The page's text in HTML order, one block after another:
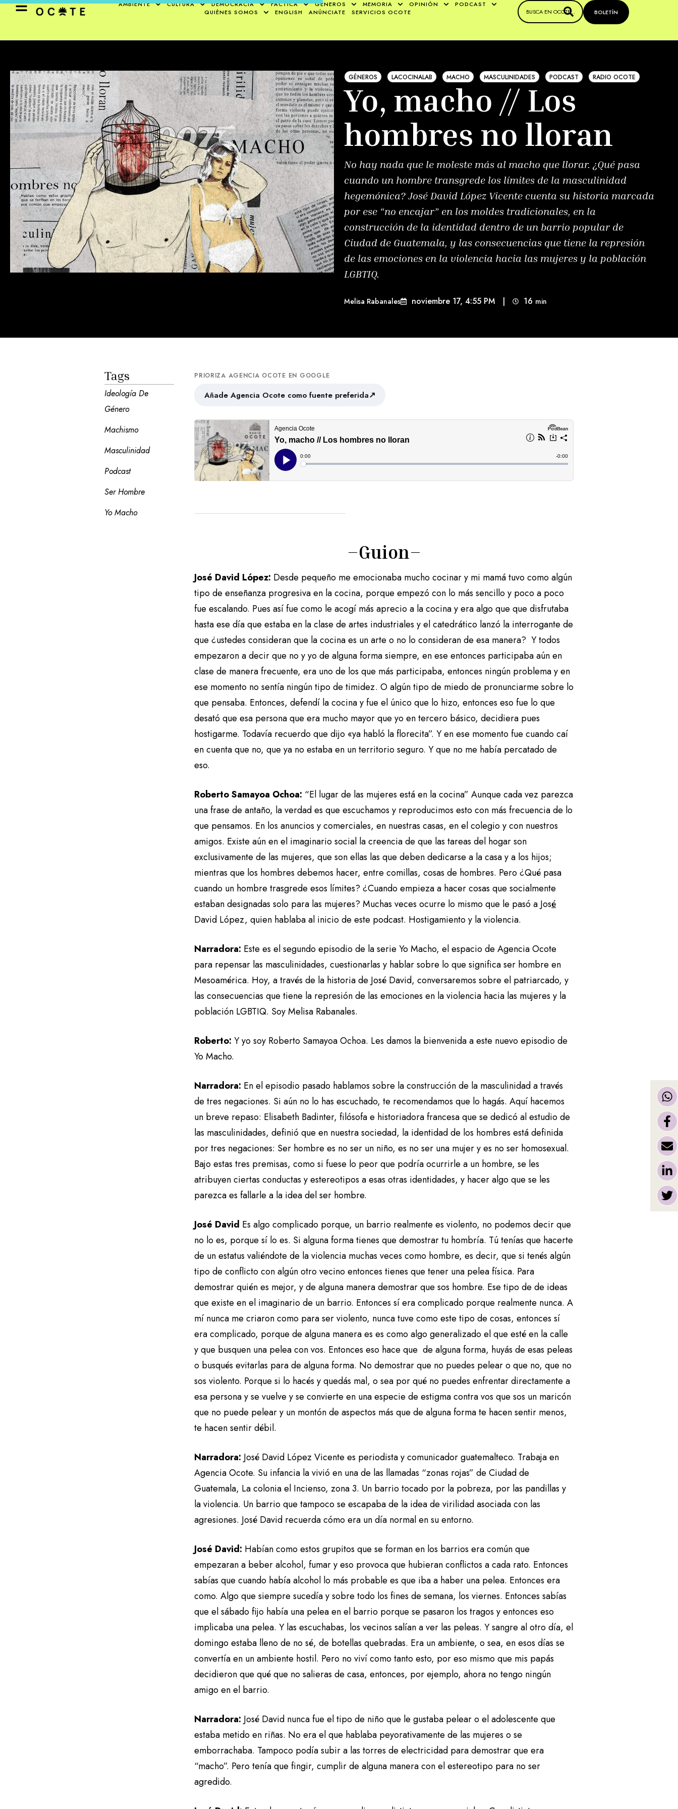
AMBIENTE CULTURA DEMOCRACIA FÁCTICA GÉNEROS MEMORIA OPINIÓN
PODCAST
QUIÉNES SOMOS
ENGLISH ANÚNCIATE SERVICIOS OCOTE BOLETÍN
GÉNEROS LACOCINALAB MACHO MASCULINIDADES PODCAST RADIO OCOTE
Yo, macho // Los
hombres no lloran
No hay nada que le moleste más al macho que llorar. ¿Qué pasa
cuando un hombre transgrede los límites de la masculinidad
hegemónica? José David López Vicente cuenta su historia marcada
por ese “no encajar” en los moldes tradicionales, en la
construcción de la identidad dentro de un barrio popular de
Ciudad de Guatemala, y las consecuencias que tiene la represión
de las emociones en la violencia hacia las mujeres y la población
LGBTIQ.
Melisa Rabanales noviembre 17, 4:55 PM | 16 min
Tags
Ideología De
Género
Machismo
Masculinidad
Podcast
Ser Hombre
Yo Macho
PRIORIZA AGENCIA OCOTE EN GOOGLE
Añade Agencia Ocote como fuente preferida↗
–Guion–
José David López: Desde pequeño me emocionaba mucho cocinar y mi mamá tuvo como algún
tipo de enseñanza progresiva en la cocina, porque empezó con lo más sencillo y poco a poco
fue escalando. Pues así fue como le acogí más aprecio a la cocina y era algo que que disfrutaba
hasta ese día que estaba en la clase de artes industriales y el catedrático lanzó la interrogante de
que ¿ustedes consideran que la cocina es un arte o no lo consideran de esa manera? Y todos
empezaron a decir que no y yo de alguna forma siempre, en ese entonces participaba aún en
clase de manera frecuente, era uno de los que más participaba, entonces ningún problema y en
ese momento no sentía ningún tipo de timidez. O algún tipo de miedo de pronunciarme sobre lo
que pensaba. Entonces, defendí la cocina y fue el único que lo hizo, entonces eso fue lo que
desató que esa persona que era mucho mayor que yo en tercero básico, decidiera pues
hostigarme. Todavía recuerdo que dijo «ya habló la florecita”. Y en ese momento fue cuando caí
en cuenta que no, que ya no estaba en un territorio seguro. Y que no me había percatado de
eso.
Roberto Samayoa Ochoa: “El lugar de las mujeres está en la cocina” Aunque cada vez parezca
una frase de antaño, la verdad es que escuchamos y reproducimos esto con más frecuencia de lo
que pensamos. En los anuncios y comerciales, en nuestras casas, en el colegio y con nuestros
amigos. Existe aún en el imaginario social la creencia de que las tareas del hogar son
exclusivamente de las mujeres, que son ellas las que deben dedicarse a la casa y a los hijos;
mientras que los hombres debemos hacer, entre comillas, cosas de hombres. Pero ¿Qué pasa
cuando un hombre trasgrede esos límites? ¿Cuando empieza a hacer cosas que socialmente
estaban designadas solo para las mujeres? Muchas veces ocurre lo mismo que le pasó a José
David López, quien hablaba al inicio de este podcast. Hostigamiento y la violencia.
Narradora: Este es el segundo episodio de la serie Yo Macho, el espacio de Agencia Ocote
para repensar las masculinidades, cuestionarlas y hablar sobre lo que significa ser hombre en
Mesoamérica. Hoy, a través de la historia de José David, conversaremos sobre el patriarcado, y
las consecuencias que tiene la represión de las emociones en la violencia hacia las mujeres y la
población LGBTIQ. Soy Melisa Rabanales.
Roberto: Y yo soy Roberto Samayoa Ochoa. Les damos la bienvenida a este nuevo episodio de
Yo Macho.
Narradora: En el episodio pasado hablamos sobre la construcción de la masculinidad a través
de tres negaciones. Si aún no lo has escuchado, te recomendamos que lo hagás. Aquí hacemos
un breve repaso: Elisabeth Badinter, filósofa e historiadora francesa que se dedicó al estudio de
las masculinidades, definió que en nuestra sociedad, la identidad de los hombres está definida
por tres negaciones: Ser hombre es no ser un niño, es no ser una mujer y es no ser homosexual.
Bajo estas tres premisas, como si fuese lo peor que podría ocurrirle a un hombre, se les
atribuyen ciertas conductas y estereotipos a esas otras identidades, y hacer algo que se les
parezca es fallarle a la idea del ser hombre.
José David Es algo complicado porque, un barrio realmente es violento, no podemos decir que
no lo es, porque sí lo es. Si alguna forma tienes que demostrar tu hombría. Tú tenías que hacerte
de un estatus valiéndote de la violencia muchas veces como hombre, es decir, que si tenés algún
tipo de conflicto con algún otro vecino entonces tienes que tener una pelea física. Para
demostrar quién es mejor, y de alguna manera demostrar que sos hombre. Ese tipo de de ideas
que existe en el imaginario de un barrio. Entonces sí era complicado porque realmente nunca. A
mí nunca me criaron como para ser violento, nunca tuve como este tipo de cosas, entonces sí
era complicado, porque de alguna manera es es como algo generalizado el que esté en la calle
y que busquen una pelea con vos. Entonces eso hace que de alguna forma, huyás de esas peleas
o busqués evitarlas para de alguna forma. No demostrar que no puedes pelear o que no, que no
sos violento. Porque si lo hacés y quedás mal, o sea por qué no puedes enfrentar directamente a
esa persona y se vuelve y se convierte en una especie de estigma contra vos que sos un maricón
que no puede pelear y un montón de aspectos más que de alguna forma te hacen sentir menos,
te hacen sentir débil.
Narradora: José David López Vicente es periodista y comunicador guatemalteco. Trabaja en
Agencia Ocote. Su infancia la vivió en una de las llamadas “zonas rojas” de Ciudad de
Guatemala, La colonia el Incienso, zona 3. Un barrio tocado por la pobreza, por las pandillas y
la violencia. Un barrio que tampoco se escapaba de la idea de virilidad asociada con las
agresiones. José David recuerda cómo era un día normal en su entorno.
José David: Habían como estos grupitos que se forman en los barrios era común que
empezaran a beber alcohol, fumar y eso provoca que hubieran conflictos a cada rato. Entonces
sabías que cuando había alcohol lo más probable es que iba a haber una pelea. Entonces era
como. Algo que siempre sucedía y sobre todo los fines de semana, los viernes. Entonces sabías
que el sábado fijo había una pelea en el barrio porque se pasaron los tragos y entonces eso
implicaba una pelea. Y las escuchabas, los vecinos salían a ver las peleas. Y sangre al otro día, el
domingo estaba lleno de no sé, de botellas quebradas. Era un ambiente, o sea, en esos días se
convertía en un ambiente hostil. Pero no viví como tanto esto, por eso mismo que mis papás
decidieron que qué que no salieras de casa, entonces, por ejemplo, ahora no tengo ningún
amigo en el barrio.
Narradora: José David nunca fue el tipo de niño que le gustaba pelear o el adolescente que
estaba metido en riñas. No era el que hablaba peyorativamente de las mujeres o se
emborrachaba. Tampoco podía subir a las torres de electricidad para demostrar que era
“macho”. Pero tenía que fingir, cumplir de alguna manera con el estereotipo para no ser
agredido.